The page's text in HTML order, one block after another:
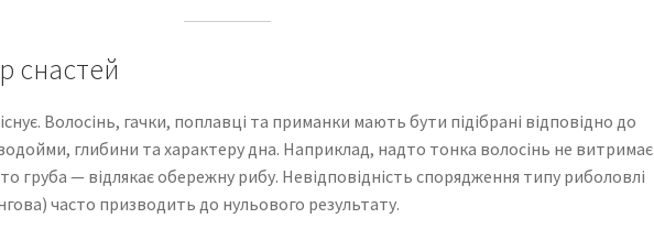
снастей
Волосінь, гачки, поплавці та приманки мають бути підібрані відповідно до
глибини та характеру дна. Наприклад, надто тонка волосінь не витримає
груба — відлякає обережну рибу. Невідповідність спорядження типу риболовлі
часто призводить до нульового результату.